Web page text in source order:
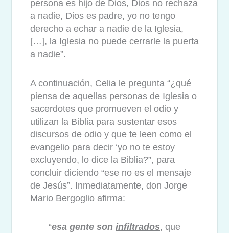
persona es hijo de Dios, Dios no rechaza
a nadie, Dios es padre, yo no tengo
derecho a echar a nadie de la Iglesia,
[…], la Iglesia no puede cerrarle la puerta
a nadie”.
A continuación, Celia le pregunta “¿qué
piensa de aquellas personas de Iglesia o
sacerdotes que promueven el odio y
utilizan la Biblia para sustentar esos
discursos de odio y que te leen como el
evangelio para decir ‘yo no te estoy
excluyendo, lo dice la Biblia?”, para
concluir diciendo “ese no es el mensaje
de Jesús”. Inmediatamente, don Jorge
Mario Bergoglio afirma:
“esa gente son infiltrados, que